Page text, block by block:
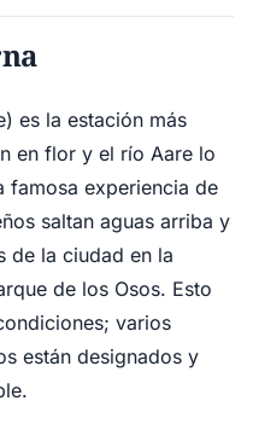
es la estación más
en flor y el río Aare lo
famosa experiencia de
saltan aguas arriba y
de la ciudad en la
de los Osos. Esto
varios
están designados y